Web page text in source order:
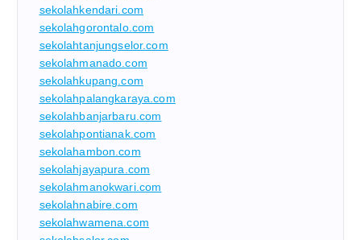
sekolahkendari.com
sekolahgorontalo.com
sekolahtanjungselor.com
sekolahmanado.com
sekolahkupang.com
sekolahpalangkaraya.com
sekolahbanjarbaru.com
sekolahpontianak.com
sekolahambon.com
sekolahjayapura.com
sekolahmanokwari.com
sekolahnabire.com
sekolahwamena.com